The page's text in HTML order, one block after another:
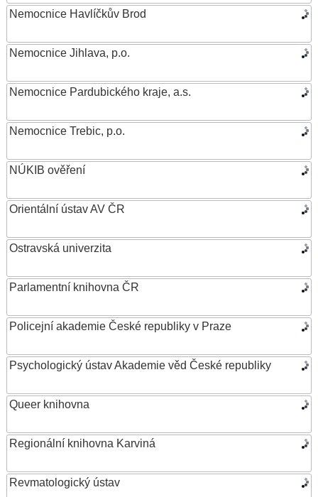
Nemocnice Havlíčkův Brod
Nemocnice Jihlava, p.o.
Nemocnice Pardubického kraje, a.s.
Nemocnice Trebic, p.o.
NÚKIB ověření
Orientální ústav AV ČR
Ostravská univerzita
Parlamentní knihovna ČR
Policejní akademie České republiky v Praze
Psychologický ústav Akademie věd České republiky
Queer knihovna
Regionální knihovna Karviná
Revmatologický ústav